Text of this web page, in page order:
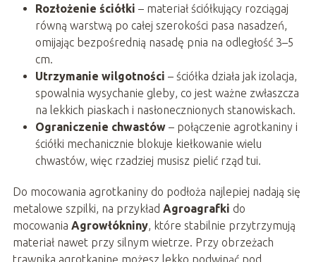
Rozłożenie ściółki – materiał ściółkujący rozciągaj
równą warstwą po całej szerokości pasa nasadzeń,
omijając bezpośrednią nasadę pnia na odległość 3–5
cm.
Utrzymanie wilgotności – ściółka działa jak izolacja,
spowalnia wysychanie gleby, co jest ważne zwłaszcza
na lekkich piaskach i nasłonecznionych stanowiskach.
Ograniczenie chwastów– połączenie agrotkaniny i
ściółki mechanicznie blokuje kiełkowanie wielu
chwastów, więc rzadziej musisz pielić rząd tui.
Do mocowania agrotkaniny do podłoża najlepiej nadają się
metalowe szpilki, na przykład Agroagrafki do
mocowania Agrowłókniny, które stabilnie przytrzymują
materiał nawet przy silnym wietrze. Przy obrzeżach
trawnika agrotkaninę możesz lekko podwinąć pod